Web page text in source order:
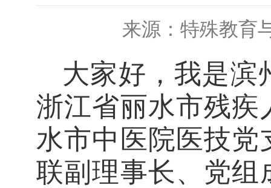
来源：特殊教育
大家好，我是滨
浙江省丽水市残疾
水市中医院 医技党
联副理事长、党组